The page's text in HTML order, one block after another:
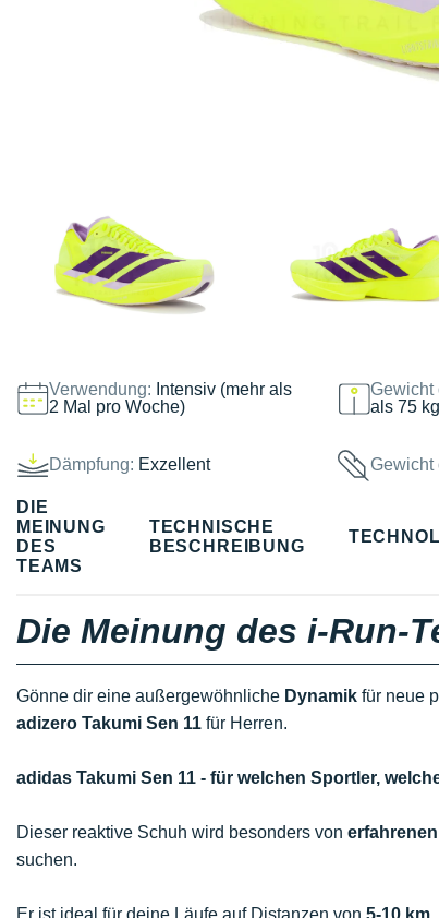
Verwendung: Intensiv (mehr als
2 Mal pro Woche)
als 75 kg
Dämpfung: Exzellent Gewicht
DIE
MEINUNG
DES
TEAMS
TECHNISCHE
BESCHREIBUNG
Die Meinung des i-Run-
Gönne dir eine außergewöhnliche Dynamik für neue
adizero Takumi Sen 11 für Herren.
adidas Takumi Sen 11 - für welchen Sportler,
Dieser reaktive Schuh wird besonders von
suchen.
Er ist ideal für deine Läufe auf Distanzen von 5-10 km.